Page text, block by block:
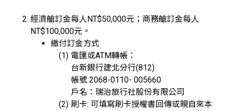
經濟艙訂金每人NT$50,000元；商務艙訂金每人
NT$100,000元。
繳付訂金方式
電匯或ATM轉帳：
台新銀行建北分行(812)
帳號 2068-0110- 005660
戶名：瑞治旅行社股份有限公司
刷卡: 可填寫刷卡授權書回傳或親自來本